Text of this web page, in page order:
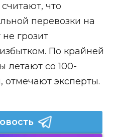
что
перевозки на
грозит
По крайней
летают со 100-
отмечают эксперты.